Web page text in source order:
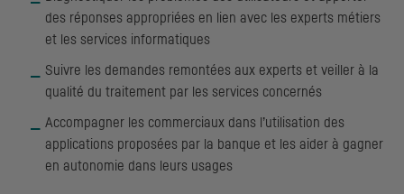
des réponses appropriées en lien avec les experts métiers
et les services informatiques
Suivre les demandes remontées aux experts et veiller à la
qualité du traitement par les services concernés
Accompagner les commerciaux dans l’utilisation des
applications proposées par la banque et les aider à gagner
en autonomie dans leurs usages